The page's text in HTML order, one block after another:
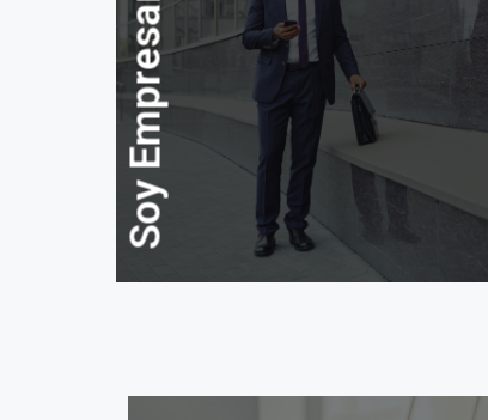
LEAD – Liderazgo,
GEC – Gobierno de las
EFGC – Empresas
CDA – Consejos Directivos
Soy Empresario